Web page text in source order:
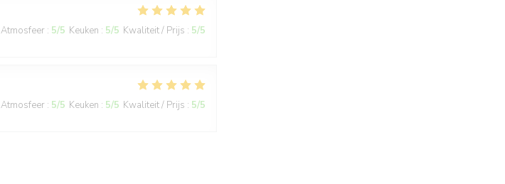
Atmosfeer : 5/5 Keuken : 5/5 Kwaliteit / Prijs : 5/5
Atmosfeer : 5/5 Keuken : 5/5 Kwaliteit / Prijs : 5/5